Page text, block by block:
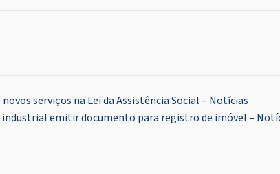
serviços na Lei da Assistência Social – Notícias
emitir documento para registro de imóvel –